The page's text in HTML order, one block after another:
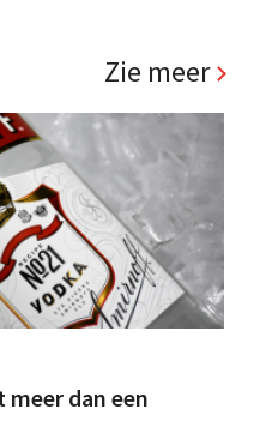
Zie meer
meer dan een